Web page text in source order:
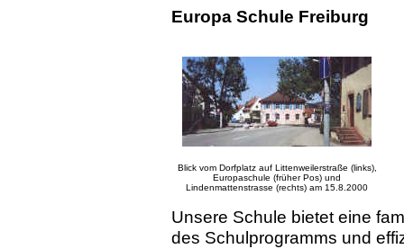
Europa Schule Freiburg
Blick vom Dorfplatz auf Littenweilerstraße (links),
Europaschule (früher Pos) und
Lindenmattenstrasse (rechts) am 15.8.2000
Unsere Schule bietet eine
des Schulprogramms und